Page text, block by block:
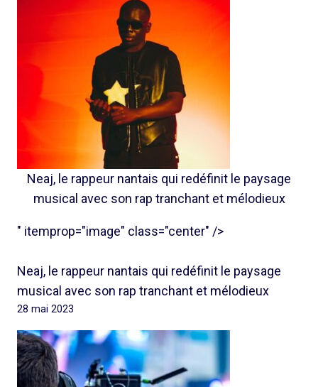
Neaj, le rappeur nantais qui redéfinit le paysage
musical avec son rap tranchant et mélodieux
" itemprop="image" class="center" />
Neaj, le rappeur nantais qui redéfinit le paysage
musical avec son rap tranchant et mélodieux
28 mai 2023